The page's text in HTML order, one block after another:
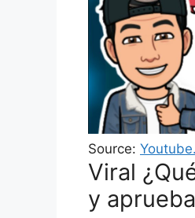
Source:
Viral
y